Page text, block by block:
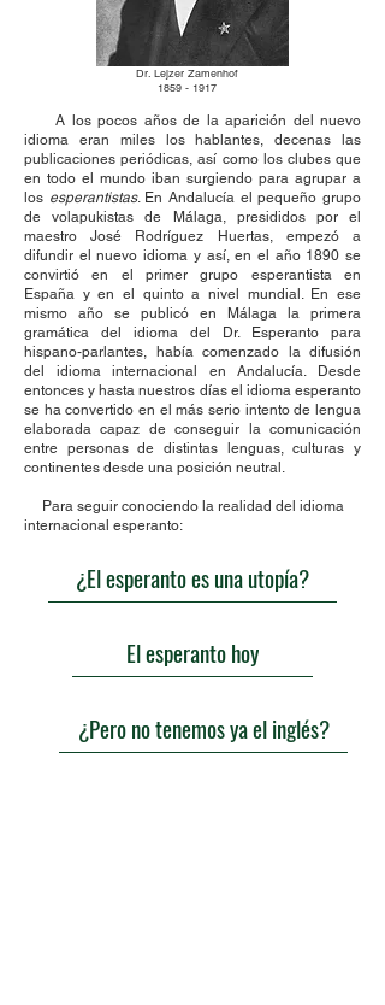
Dr. Lejzer Zamenhof
1859 - 1917
A los pocos años de la aparición del nuevo
idioma eran miles los hablantes, decenas las
publicaciones periódicas, así como los clubes que
en todo el mundo iban surgiendo para agrupar a
los esperantistas. En Andalucía el pequeño grupo
de volapukistas de Málaga, presididos por el
maestro José Rodríguez Huertas, empezó a
difundir el nuevo idioma y así, en el año 1890 se
convirtió en el primer grupo esperantista en
España y en el quinto a nivel mundial. En ese
mismo año se publicó en Málaga la primera
gramática del idioma del Dr. Esperanto para
hispano-parlantes, había comenzado la difusión
del idioma internacional en Andalucía. Desde
entonces y hasta nuestros días el idioma esperanto
se ha convertido en el más serio intento de lengua
elaborada capaz de conseguir la comunicación
entre personas de distintas lenguas, culturas y
continentes desde una posición neutral.
Para seguir conociendo la realidad del idioma
internacional esperanto:
¿El esperanto es una utopía?
El esperanto hoy
¿Pero no tenemos ya el inglés?